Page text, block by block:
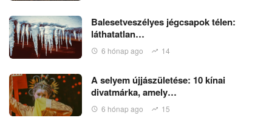
Balesetveszélyes jégcsapok télen:
láthatatlan…
6 hónap ago 14
A selyem újjászületése: 10 kínai
divatmárka, amely…
6 hónap ago 15